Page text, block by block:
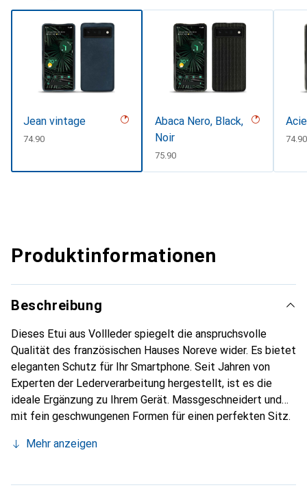
Jean vintage
CHF
74.90
Abaca Nero, Black,
Noir
CHF
75.90
CHF
74.90
Produktinformationen
Beschreibung
Dieses Etui aus Vollleder spiegelt die anspruchsvolle
Qualität des französischen Hauses Noreve wider. Es bietet
eleganten Schutz für Ihr Smartphone. Seit Jahren von
Experten der Lederverarbeitung hergestellt, ist es die
ideale Ergänzung zu Ihrem Gerät. Massgeschneidert und
mit fein geschwungenen Formen für einen perfekten Sitz.
Smartphone. Die Marke Noreve ist international für ihre
für den anspruchsvollen Kunden.
Mehr anzeigen